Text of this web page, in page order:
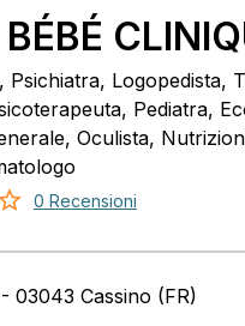
Psichiatra, Logopedista,
Pediatra,
Oculista,
0 Recensioni
03043 Cassino (FR)